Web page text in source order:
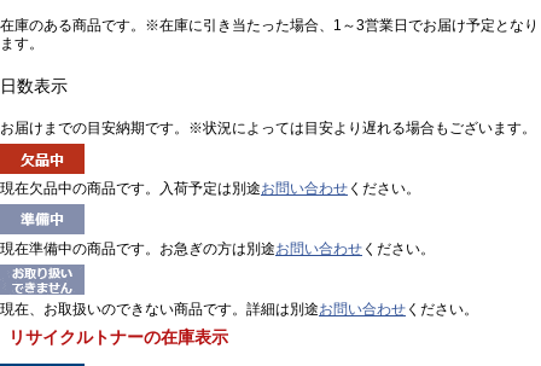
在庫のある商品です。※在庫に引き当たった場合、1～3営業日でお届け予定となり
ます。
日数表示
お届けまでの目安納期です。※状況によっては目安より遅れる場合もございます。
現在欠品中の商品です。入荷予定は別途お問い合わせ ください。
現在準備中の商品です。お急ぎの方は別途お問い合わせ ください。
現在、お取扱いのできない商品です。詳細は別途お問い合わせ ください。
リサイクルトナーの在庫表示